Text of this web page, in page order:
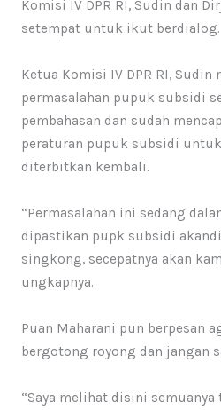
Komisi IV DPR RI, Sudin dan
setempat untuk ikut berdialog.
Ketua Komisi IV DPR RI, Sudin
permasalahan pupuk subsidi
pembahasan dan sudah
peraturan pupuk subsidi
diterbitkan kembali.
“Permasalahan ini sedang
dipastikan pupk subsidi
singkong, secepatnya akan
ungkapnya.
Puan Maharani pun berpesan
bergotong royong dan jangan
“Saya melihat disini